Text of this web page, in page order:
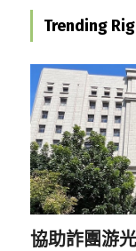
Trending
協助詐團游